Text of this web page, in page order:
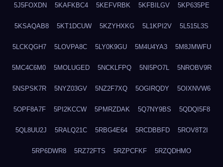
5J5FOXDN 5KAFKBC4 5KEFVRBK 5KFBILGV 5KP635PE
5KSAQAB8 5KT1DCUW 5KZYHXKG 5L1KPI2V 5L515L3S
5LCKQGH7 5LOVPA8C 5LY0K9GU 5M4U4YA3 5M8JMWFU
5MC4C6M0 5MOLUGED 5NCKLFPQ 5NI5PO7L 5NROBV9R
5NSPSK7R 5NYZ03GV 5NZ2F7XQ 5OGIRQDY 5OIXNVW6
5OPF8A7F 5PI2KCCW 5PMRZDAK 5Q7NY9BS 5QDQI5F8
5QL8UU2J 5RALQ21C 5RBG4E64 5RCDBBFD 5ROV8T2I
5RP6DWR8 5RZ72FTS 5RZPCFKF 5RZQDHMO